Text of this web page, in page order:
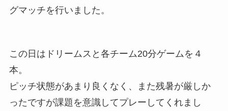
グマッチを行いました。
この日はドリームスと各チーム20分ゲームを４
本。
ピッチ状態があまり良くなく、また残暑が厳しか
ったですが課題を意識してプレーしてくれまし